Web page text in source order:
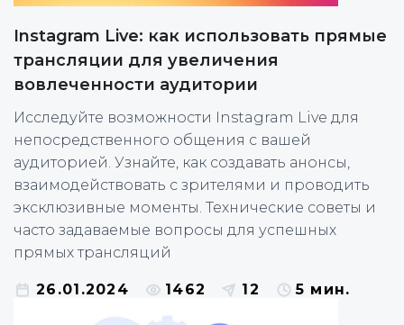
Instagram Live: как использовать прямые
трансляции для увеличения
вовлеченности аудитории
Исследуйте возможности Instagram Live для
непосредственного общения с вашей
аудиторией. Узнайте, как создавать анонсы,
взаимодействовать с зрителями и проводить
эксклюзивные моменты. Технические советы и
часто задаваемые вопросы для успешных
прямых трансляций
26.01.2024 1462 12 5 мин.